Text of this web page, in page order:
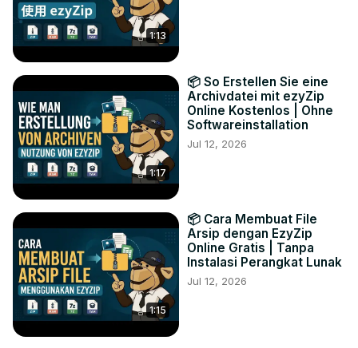
1:13
1:17
📦 So Erstellen Sie eine
Archivdatei mit ezyZip
Online Kostenlos | Ohne
Softwareinstallation
Jul 12, 2026
1:15
📦 Cara Membuat File
Arsip dengan EzyZip
Online Gratis | Tanpa
Instalasi Perangkat Lunak
Jul 12, 2026